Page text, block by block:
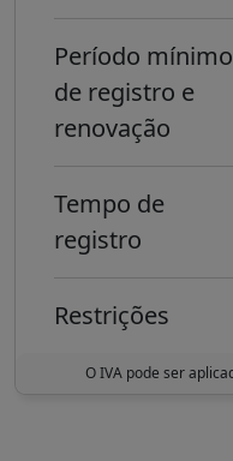
Período mínimo
de registro e
renovação
Tempo de
registro
Restrições
O IVA pode ser